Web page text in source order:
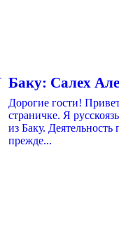
Баку: Салех
Дорогие гости!
страничке. Я
из Баку. Деятельность
прежде...